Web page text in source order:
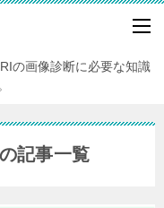
の画像診断に必要な知識
記事一覧